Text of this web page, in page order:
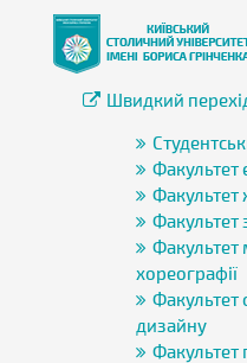
Швидкий
Факультет
Факультет
Факультет
Факультет
хореографії
Факультет
дизайну
Факультет